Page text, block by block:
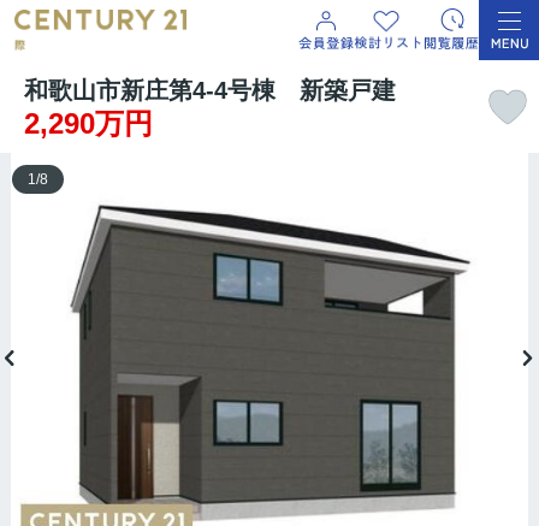
和歌山市新庄第4-4号棟 新築戸建
2,290万円
1/8